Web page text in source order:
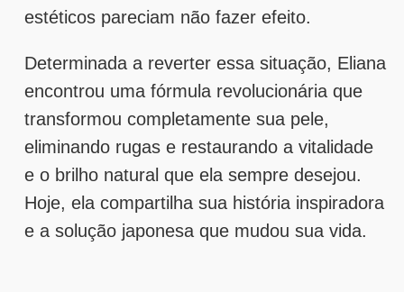
estéticos pareciam não fazer efeito.
Determinada a reverter essa situação, Eliana
encontrou uma fórmula revolucionária que
transformou completamente sua pele,
eliminando rugas e restaurando a vitalidade
e o brilho natural que ela sempre desejou.
Hoje, ela compartilha sua história inspiradora
e a solução japonesa que mudou sua vida.